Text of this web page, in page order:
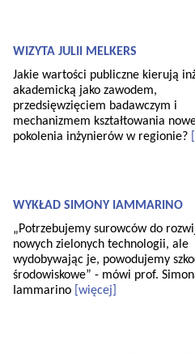
WIZYTA JULII MELKERS
Jakie wartości publiczne kierują
akademicką jako zawodem,
przedsięwzięciem badawczym i
mechanizmem kształtowania
pokolenia inżynierów w regionie?
WYKŁAD SIMONY IAMMARINO
„Potrzebujemy surowców do
nowych zielonych technologii, ale
wydobywając je, powodujemy
środowiskowe” - mówi prof.
Iammarino [więcej]